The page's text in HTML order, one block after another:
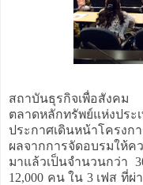
สถาบันธุรกิจเพื่อสังค
ตลาดหลักทรัพย์แห่งป
ประกาศเดินหน้าโครงก
ผลจากการจัดอบรมให้
มาแล้วเป็นจำนวนกว่า
12,000 คน ใน 3 เฟส ที่ผ่